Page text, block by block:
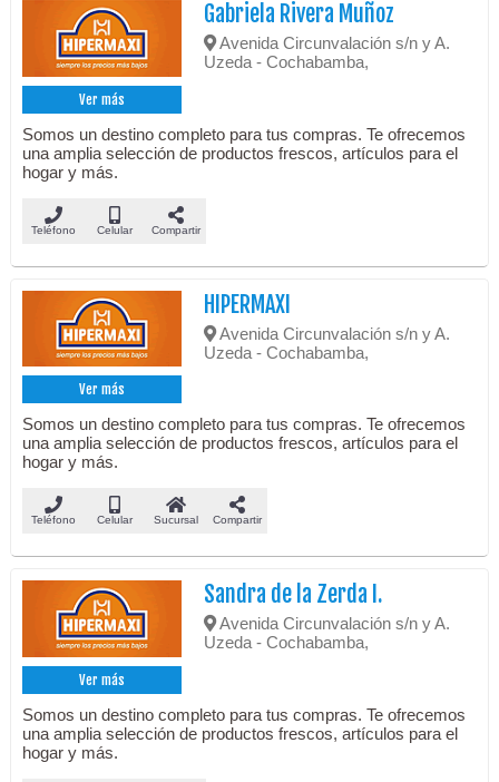
Ver más
Gabriela Rivera Muñoz
Avenida Circunvalación s/n y A.
Uzeda - Cochabamba,
Somos un destino completo para tus compras. Te ofrecemos
una amplia selección de productos frescos, artículos para el
hogar y más.
Teléfono Celular Compartir
Ver más
HIPERMAXI
Avenida Circunvalación s/n y A.
Uzeda - Cochabamba,
Somos un destino completo para tus compras. Te ofrecemos
una amplia selección de productos frescos, artículos para el
hogar y más.
Teléfono Celular Sucursal Compartir
Ver más
Sandra de la Zerda I.
Avenida Circunvalación s/n y A.
Uzeda - Cochabamba,
Somos un destino completo para tus compras. Te ofrecemos
una amplia selección de productos frescos, artículos para el
hogar y más.